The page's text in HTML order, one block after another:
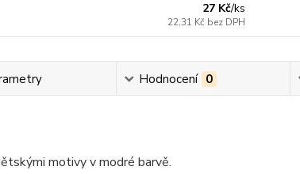
27 Kč/ks
22,31 Kč bez DPH
Hodnocení 0
motivy v modré barvě.